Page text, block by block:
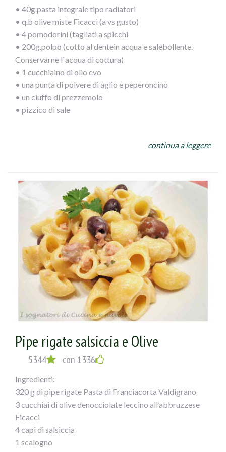
• 40g.pasta integrale tipo radiatori
• q.b olive miste Ficacci (a vs gusto)
• 4 pomodorini (tagliati a spicchi
• 200g.polpo (cotto al dentein acqua e salebollente.
Conservarne l`acqua di cottura)
• 1 cucchiaino di olio evo
• una punta di polvere di aglio e peperoncino
• un ciuffo di prezzemolo
• pizzico di sale
Dopo aver cotto il polpo tagliarlo a pezzetti piccoli e
bagnarlo con mezzo bicchiere di acqua di cottura del
polpo. Fare amalgamarequalche minuto e versarele olive,
i pomodorinied il sale, lasciando appassire.
Nel frattempo avremo cotto la pasta che
verseretegrondante di acqua nella padella
e lascerete mantecare il tutto!
continua a leggere
Pipe rigate salsiccia e Olive
5344 con 1336
Ingredienti:
320 g di pipe rigate Pasta di Franciacorta Valdigrano
3 cucchiai di olive denocciolate leccino all’abbruzzese
Ficacci
4 capi di salsiccia
1 scalogno